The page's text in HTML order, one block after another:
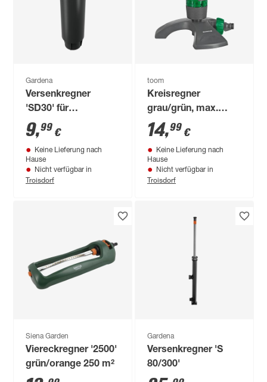
Gardena
Versenkregner
'SD30' für
Sprinklersystem
9,99 €
Keine Lieferung nach
Hause
Nicht verfügbar in
Troisdorf
toom
Kreisregner
grau/grün, max.
Regnerfläche 160 m²
14,99 €
Keine Lieferung nach
Hause
Nicht verfügbar in
Troisdorf
Siena Garden
Viereckregner '2500'
grün/orange 250 m²
Gardena
Versenkregner 'S
80/300'